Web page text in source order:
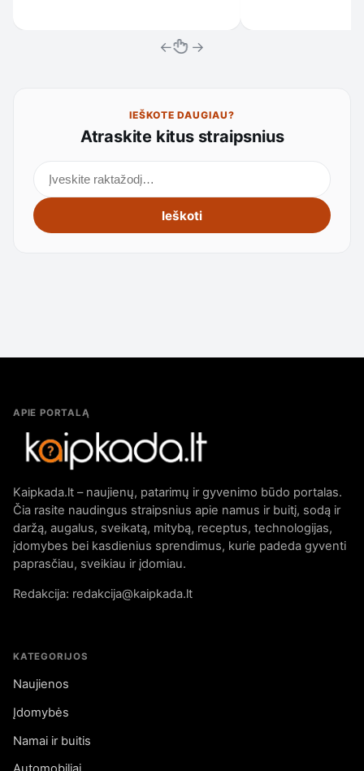
← →
IEŠKOTE DAUGIAU?
Atraskite kitus straipsnius
Ieškoti
APIE PORTALĄ
Kaipkada.lt – naujienų, patarimų ir gyvenimo būdo portalas.
Čia rasite naudingus straipsnius apie namus ir buitį, sodą ir
daržą, augalus, sveikatą, mitybą, receptus, technologijas,
įdomybes bei kasdienius sprendimus, kurie padeda gyventi
paprasčiau, sveikiau ir įdomiau.
Redakcija: redakcija@kaipkada.lt
KATEGORIJOS
Naujienos
Įdomybės
Namai ir buitis